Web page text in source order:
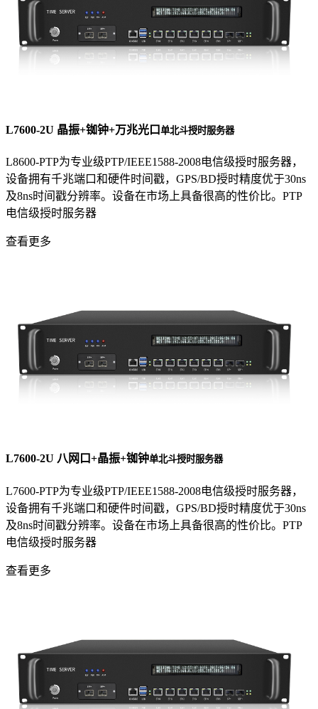
L7600-2U 晶振+铷钟+万兆光口 单北斗授时服务器
L8600-PTP为专业级PTP/IEEE1588-2008电信级授时服务器，
设备拥有千兆端口和硬件时间戳，GPS/BD授时精度优于30ns
及8ns时间戳分辨率。设备在市场上具备很高的性价比。PTP
电信级授时服务器
查看更多
L7600-2U 八网口+晶振+铷钟单北斗授时服务器
L7600-PTP为专业级PTP/IEEE1588-2008电信级授时服务器，
设备拥有千兆端口和硬件时间戳，GPS/BD授时精度优于30ns
及8ns时间戳分辨率。设备在市场上具备很高的性价比。PTP
电信级授时服务器
查看更多